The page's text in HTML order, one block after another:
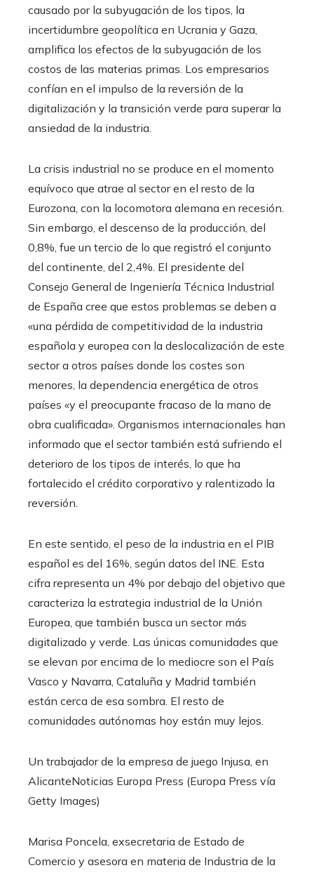
causado por la subyugación de los tipos, la
incertidumbre geopolítica en Ucrania y Gaza,
amplifica los efectos de la subyugación de los
costos de las materias primas. Los empresarios
confían en el impulso de la reversión de la
digitalización y la transición verde para superar la
ansiedad de la industria.
La crisis industrial no se produce en el momento
equívoco que atrae al sector en el resto de la
Eurozona, con la locomotora alemana en recesión.
Sin embargo, el descenso de la producción, del
0,8%, fue un tercio de lo que registró el conjunto
del continente, del 2,4%. El presidente del
Consejo General de Ingeniería Técnica Industrial
de España cree que estos problemas se deben a
«una pérdida de competitividad de la industria
española y europea con la deslocalización de este
sector a otros países donde los costes son
menores, la dependencia energética de otros
países «y el preocupante fracaso de la mano de
obra cualificada». Organismos internacionales han
informado que el sector también está sufriendo el
deterioro de los tipos de interés, lo que ha
fortalecido el crédito corporativo y ralentizado la
reversión.
En este sentido, el peso de la industria en el PIB
español es del 16%, según datos del INE. Esta
cifra representa un 4% por debajo del objetivo que
caracteriza la estrategia industrial de la Unión
Europea, que también busca un sector más
digitalizado y verde. Las únicas comunidades que
se elevan por encima de lo mediocre son el País
Vasco y Navarra, Cataluña y Madrid también
están cerca de esa sombra. El resto de
comunidades autónomas hoy están muy lejos.
Un trabajador de la empresa de juego Injusa, en
AlicanteNoticias Europa Press (Europa Press vía
Getty Images)
Marisa Poncela, exsecretaria de Estado de
Comercio y asesora en materia de Industria de la